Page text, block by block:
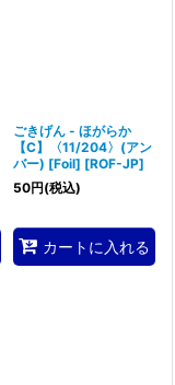
ごきげん - ほがらか
【C】〈11/204〉(アン
バー) [Foil] [ROF-JP]
50円(税込)
カートに入れる